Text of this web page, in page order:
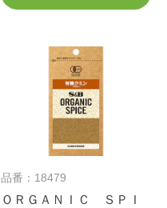
品番：18479
ＯＲＧＡＮＩＣ ＳＰＩ